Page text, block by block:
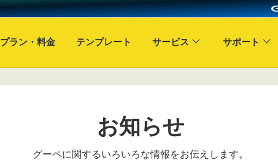
プラン・料金 テンプレート サービス サポート
お知らせ
グーペに関するいろいろな情報をお伝えします。